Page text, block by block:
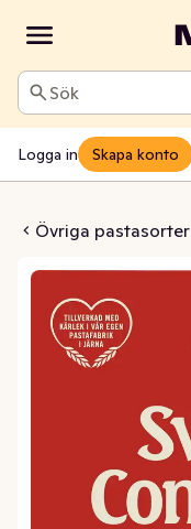
Sök
Logga in Skapa konto
Övriga pastasorter
Conchiglie